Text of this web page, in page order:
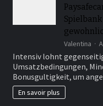
Valentina
Intensiv lohnt
Umsatzbedingungen,
Bonusgultigkeit, um
En savoir plus